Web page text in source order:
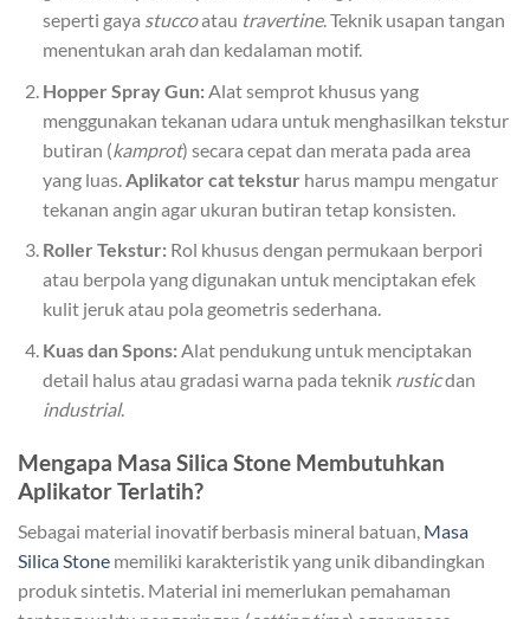
seperti gaya stuccoatau travertine. Teknik usapan tangan
menentukan arah dan kedalaman motif.
Hopper Spray Gun:Alat semprot khusus yang
menggunakan tekanan udara untuk menghasilkan tekstur
butiran (kamprot) secara cepat dan merata pada area
yang luas. Aplikator cat tekstur harus mampu mengatur
tekanan angin agar ukuran butiran tetap konsisten.
Roller Tekstur:Rol khusus dengan permukaan berpori
atau berpola yang digunakan untuk menciptakan efek
kulit jeruk atau pola geometris sederhana.
Kuas dan Spons:Alat pendukung untuk menciptakan
detail halus atau gradasi warna pada teknik rusticdan
industrial.
Mengapa Masa Silica Stone Membutuhkan
Aplikator Terlatih?
Sebagai material inovatif berbasis mineral batuan, Masa
Silica Stone memiliki karakteristik yang unik dibandingkan
produk sintetis. Material ini memerlukan pemahaman